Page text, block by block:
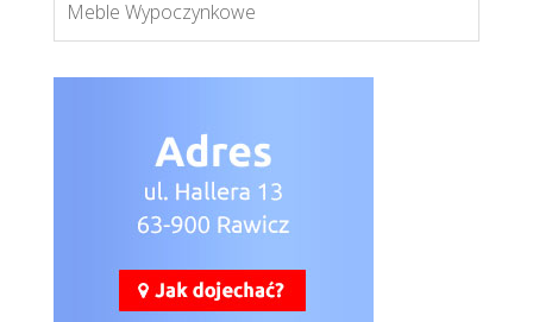
Meble Wypoczynkowe